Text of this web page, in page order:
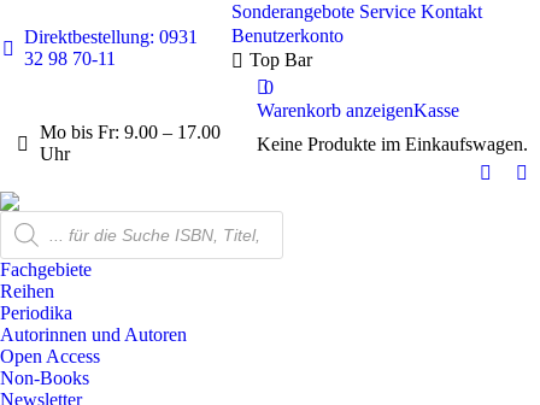
Direktbestellung: 0931
32 98 70-11
Mo bis Fr: 9.00 – 17.00
Uhr
Sonderangebote Service Kontakt
Benutzerkonto
Top Bar
0
Warenkorb anzeigenKasse
Keine Produkte im Einkaufswagen.
Products
search
Fachgebiete
Reihen
Periodika
Autorinnen und Autoren
Open Access
Non-Books
Newsletter